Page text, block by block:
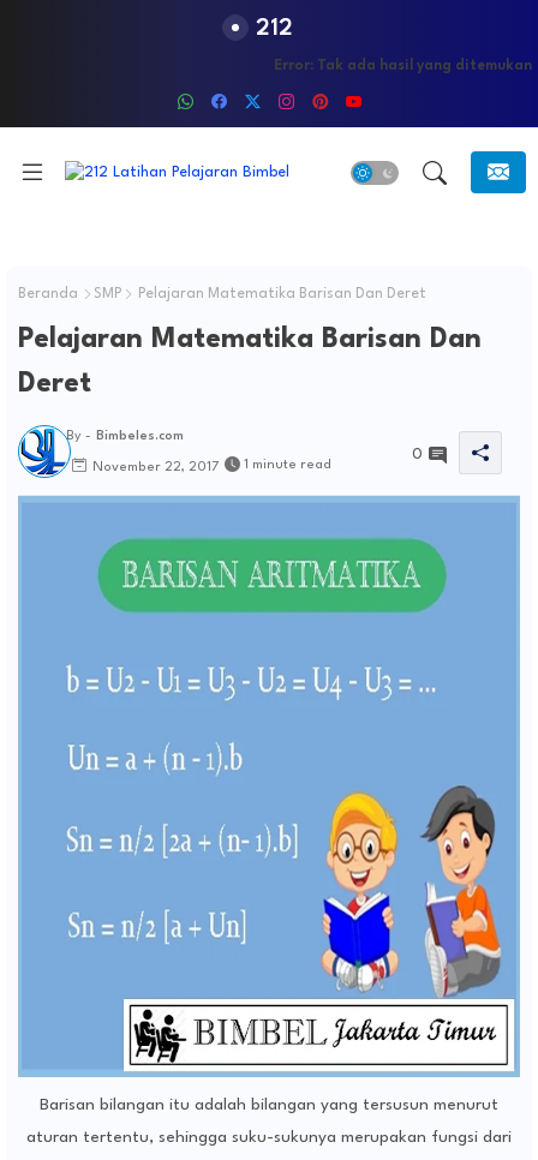
212
Error: Tak ada hasil yang ditemukan
Beranda SMP Pelajaran Matematika Barisan Dan Deret
Pelajaran Matematika Barisan Dan
Deret
By - Bimbeles.com
November 22, 2017 1 minute read
0
Barisan bilangan itu adalah bilangan yang tersusun menurut
aturan tertentu, sehingga suku-sukunya merupakan fungsi dari